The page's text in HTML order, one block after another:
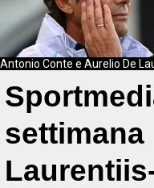
Antonio Conte e Aurelio De
settimana